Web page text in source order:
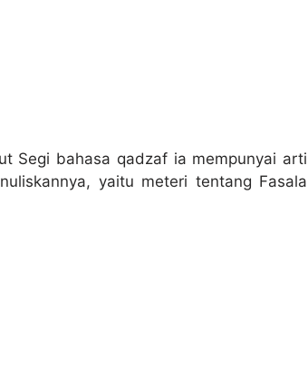
Segi bahasa qadzaf ia mempunyai arti
yaitu meteri tentang Fasala